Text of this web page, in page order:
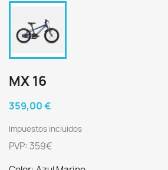
MX 16
359,00 €
Impuestos incluidos
PVP: 359€